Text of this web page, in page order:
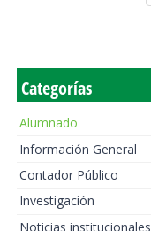
Categorías
Alumnado
Información General
Contador Público
Investigación
Noticias institucionales